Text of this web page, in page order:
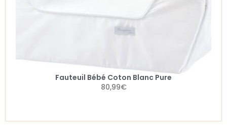
Fauteuil Bébé Coton Blanc Pure
80,99€